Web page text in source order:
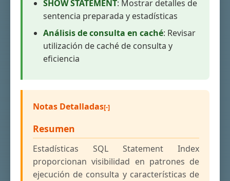
SHOW STATEMENT: Mostrar detalles de
sentencia preparada y estadísticas
Análisis de consulta en caché: Revisar
utilización de caché de consulta y
eficiencia
Notas Detalladas
Resumen
Estadísticas SQL Statement Index
proporcionan visibilidad en patrones de
ejecución de consulta y características de